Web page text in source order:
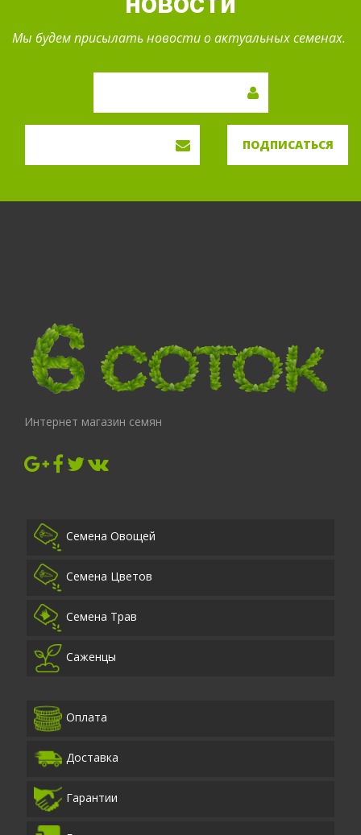
Мы будем присылать новости о актуальных семенах.
ПОДПИСАТЬСЯ
Интернет магазин семян
Семена Овощей
Семена Цветов
Семена Трав
Саженцы
Оплата
Доставка
Гарантии